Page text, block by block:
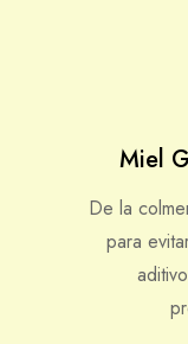
Miel
De la
para